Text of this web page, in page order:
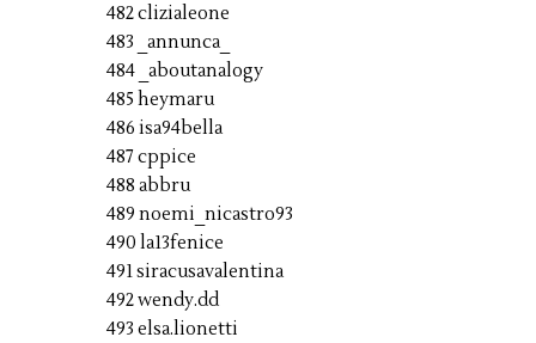
482 clizialeone
483 _annunca_
484 _aboutanalogy
485 heymaru
486 isa94bella
487 cppice
488 abbru
489 noemi_nicastro93
490 la13fenice
491 siracusavalentina
492 wendy.dd
493 elsa.lionetti